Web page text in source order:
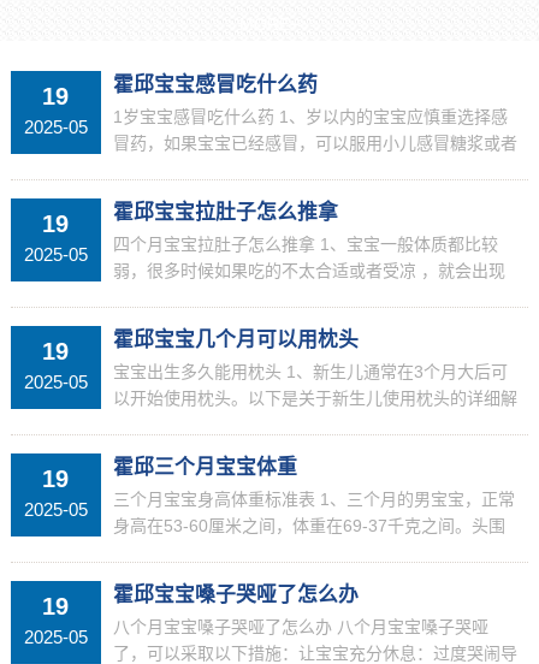
19
2025-05
霍邱宝宝感冒吃什么药
1岁宝宝感冒吃什么药 1、岁以内的宝宝应慎重选择感
冒药，如果宝宝已经感冒，可以服用小儿感冒糖浆或者
宝现在的症状是感冒，表现明显，只需服用缓解症...
19
2025-05
霍邱宝宝拉肚子怎么推拿
四个月宝宝拉肚子怎么推拿 1、宝宝一般体质都比较
弱，很多时候如果吃的不太合适或者受凉 ，就会出现
吃药，爸爸妈妈也可以给宝宝逆时针按摩揉揉肚子，...
19
2025-05
霍邱宝宝几个月可以用枕头
宝宝出生多久能用枕头 1、新生儿通常在3个月大后可
以开始使用枕头。以下是关于新生儿使用枕头的详细解
理弯曲尚未形成，因此，在出生后的头几个月里，...
19
2025-05
霍邱三个月宝宝体重
三个月宝宝身高体重标准表 1、三个月的男宝宝，正常
身高在53-60厘米之间，体重在69-37千克之间。头围
65厘米之间，体重在40-71...
19
2025-05
霍邱宝宝嗓子哭哑了怎么办
八个月宝宝嗓子哭哑了怎么办 八个月宝宝嗓子哭哑
了，可以采取以下措施：让宝宝充分休息：过度哭闹导